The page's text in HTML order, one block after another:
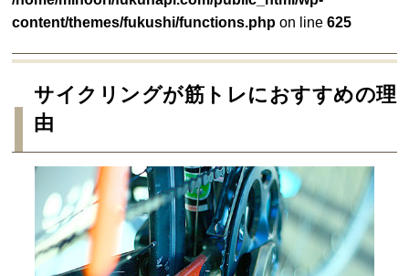
content/themes/fukushi/functions.php on line 625
サイクリングが筋トレにおすすめの理
由